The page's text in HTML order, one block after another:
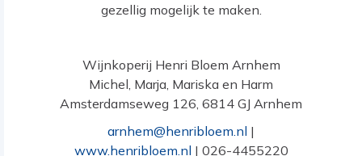
gezellig mogelijk te maken.
Wijnkoperij Henri Bloem Arnhem
Michel, Marja, Mariska en Harm
Amsterdamseweg 126, 6814 GJ Arnhem
arnhem@henribloem.nl |
www.henribloem.nl | 026-4455220